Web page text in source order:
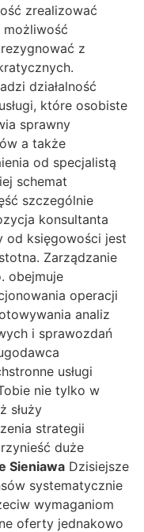
zrealizować
możliwość
z
działalność
które osobiste
sprawny
a także
od specjalistą
schemat
szczególnie
konsultanta
od księgowości jest
Zarządzanie
obejmuje
operacji
analiz
i sprawozdań
usługi
nie tylko w
służy
strategii
duże
Sieniawa Dzisiejsze
systematycznie
wymaganiom
oferty jednakowo